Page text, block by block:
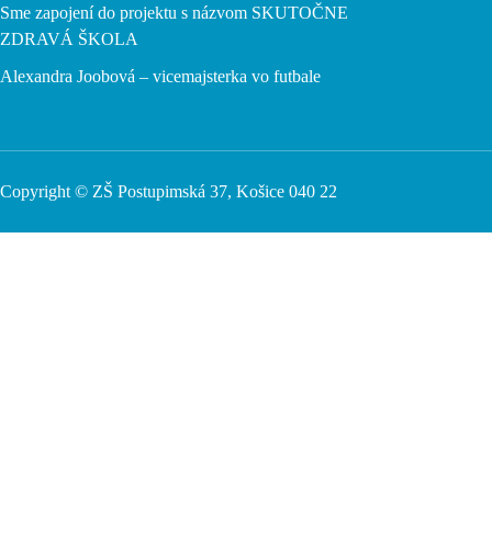
Sme zapojení do projektu s názvom SKUTOČNE
ZDRAVÁ ŠKOLA
Alexandra Joobová – vicemajsterka vo futbale
Copyright © ZŠ Postupimská 37, Košice 040 22